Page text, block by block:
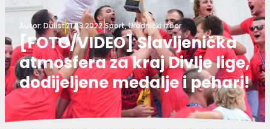
Autor: Dulist21.08.2022.Sport,Urednički izbor
[FOTO/VIDEO] Slavljenička
atmosfera za kraj Divlje lige,
dodijeljene medalje i pehari!